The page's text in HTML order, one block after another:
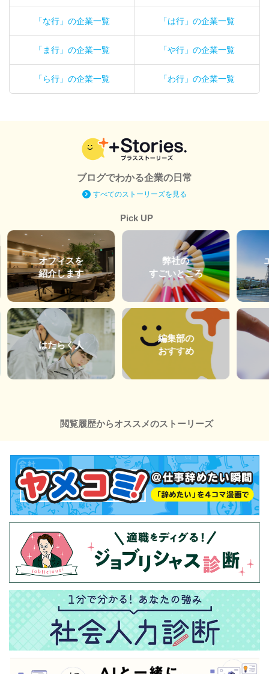
「な行」の企業一覧 「は行」の企業一覧
「ま行」の企業一覧 「や行」の企業一覧
「ら行」の企業一覧 「わ行」の企業一覧
ブログでわかる企業の日常
すべてのストーリーズを見る
Pick UP
オフィスを
紹介します
はたらく人
弊社の
すごいところ
編集部の
おすすめ
閲覧履歴からオススメのストーリーズ